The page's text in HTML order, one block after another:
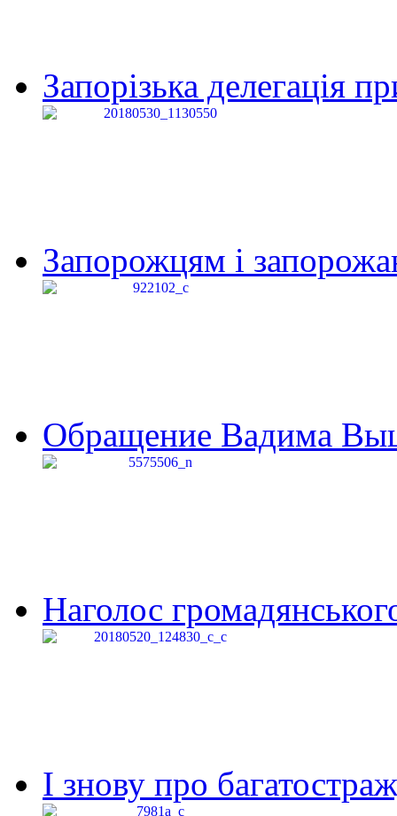
Запорізька делегація
Запорожцям і
Обращение Вадима
Наголос
І знову про